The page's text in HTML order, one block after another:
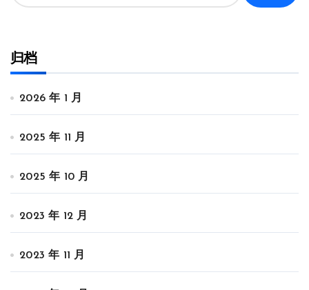
归档
2026 年 1 月
2025 年 11 月
2025 年 10 月
2023 年 12 月
2023 年 11 月